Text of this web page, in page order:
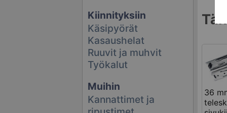
Kiinnityksiin
Käsipyörät
Kasaushelat
Ruuvit ja muhvit
Työkalut
Muihin
Kannattimet ja
36